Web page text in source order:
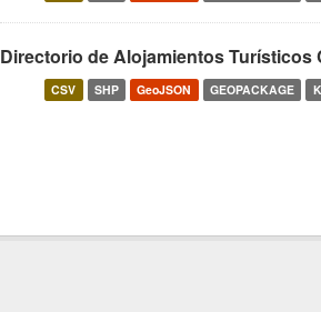
Directorio de Alojamientos Turísticos
CSV SHP GeoJSON GEOPACKAGE